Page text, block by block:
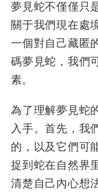
夢見蛇不僅僅只
關于我們現在處
一個對自己藏匿
碼夢見蛇，我們
素。
為了理解夢見蛇
入手。首先，我
的，以及它們可
捉到蛇在自然界
清楚自己內心想